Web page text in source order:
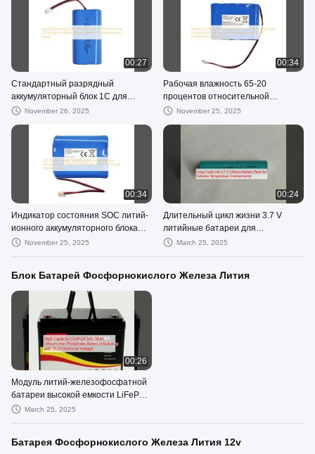
00:27
Стандартный разрядный
аккумуляторный блок 1C для
литий-ионных батарей, включая
максимальный ток заряда 1C,
обеспечивающий питание
November 26, 2025
00:34
Рабочая влажность 65-20
процентов относительной
влажности. Литий-ионный
светодиодный индикатор и ток
предназначенный для
энергоснабжения.
November 25, 2025
00:34
Индикатор состояния SOC литий-
ионного аккумуляторного блока
18650 с защитой от короткого
November 25, 2025
00:24
Длительный цикл жизни 3.7 V
литийные батареи для
экстремальных температурных
March 25, 2025
Блок Батарей Фосфорнокислого Железа Лития
00:26
Модуль литий-железофосфатной
батареи высокой емкости LiFePO4
36V 50Ah с номинальным
March 25, 2025
Батарея Фосфорнокислого Железа Лития 12v